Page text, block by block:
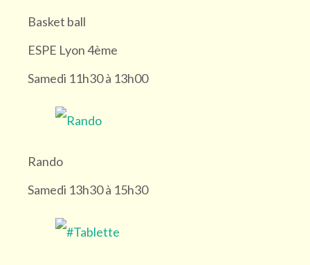
Basket ball
ESPE Lyon 4ème
Samedi 11h30 à 13h00
Rando
Samedi 13h30 à 15h30